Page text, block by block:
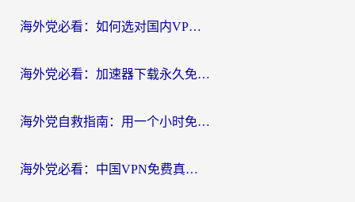
海外党必看：如何选对国内VPN，实现无缝访问国内资源？
海外党必看：加速器下载永久免费版真的存在吗？教你无缝访问国内资源的正确姿势
海外党自救指南：用一个小时免费加速器，轻松打破国内资源访问壁垒？
海外党必看：中国VPN免费真的靠谱吗？手把手教你选对回国加速器